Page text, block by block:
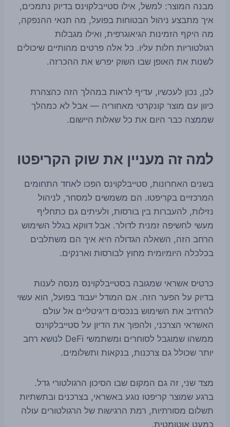
מבנה המוצר: למשל, אילו סטייבלקוינס בדיוק נתמכים,
איך מתבצע ניהול הבטוחות בפועל, מה תנאי ההנפקה,
מה היקף הזמינות הגיאוגרפית, ואילו מגבלות
רגולטוריות חלות עליו. כל אלה פרטים מהותיים שיכולים
לשנות את האופן שבו השוק יפרש את ההכרזה.
לכן, נכון לעכשיו, עדיף לראות במהלך הזה כהצהרת
כיוון עם מוצר קונקרטי מאחוריה — אבל לא כמהלך
שממצה כבר היום את כל שאלות היישום.
למה זה מעניין את שוק הקריפטו
בשנים האחרונות, סטייבלקוינס הפכו לאחד התחומים
המרכזיים בקריפטו. הם משמשים למסחר, לניהול
נזילות, להעברות בין בורסות, ולעיתים גם כתחליף
מעשי לחשיפה זמנית לדולר. אבל דווקא בגלל השימוש
הרחב הזה, השאלה הגדולה היא איך הם משתלבים
בכלכלה היומיומית מחוץ לבורסות וארנקים.
כרטיס אשראי שמגובה בסטייבלקוינס מנסה לענות
בדיוק על הפער הזה. אם המודל יעבוד בפועל, הוא עשוי
להרחיב את השימוש בנכסים דיגיטליים אל עולם
האשראי הצרכני, ולהפוך את הדיון על סטייבלקוינס
ממשהו שמוגבל לסוחרים ומשתמשי DeFi לנושא רחב
יותר שכולל גם צרכנות, בנקאות ותשלומים.
מצד שני, זה גם המקום שבו הסיכון הרגולטורי גדל.
ברגע שמוצר קריפטו נוגע באשראי, בצרכנים ובתשתיות
תשלום מסורתיות, רמת הרגישות של הרגולטורים עולה
כמעט אוטומטית.